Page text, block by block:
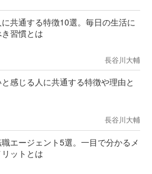
共通する特徴10選。毎日の生活に
習慣とは
長谷川大輔
感じる人に共通する特徴や理由と
長谷川大輔
エージェント5選。一目で分かるメ
ットとは